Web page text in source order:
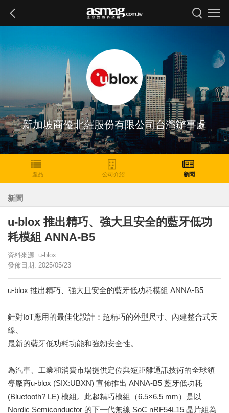
新加坡商優北羅股份有限公司台灣辦事處
產品 公司介紹 新聞
新聞
u-blox 推出精巧、強大且安全的藍牙低功
耗模組 ANNA-B5
資料來源: u-blox
發佈日期: 2025/05/23
u-blox 推出精巧、強大且安全的藍牙低功耗模組 ANNA-B5
針對IoT應用的最佳化設計：超精巧的外型尺寸、內建整合式天
線、
最新的藍牙低功耗功能和強韌安全性。
為汽車、工業和消費市場提供定位與短距離通訊技術的全球領
導廠商u-blox (SIX:UBXN) 宣佈推出 ANNA-B5 藍牙低功耗
(Bluetooth? LE) 模組。此超精巧模組（6.5×6.5 mm）是以
Nordic Semiconductor 的下一代無線 SoC nRF54L15 晶片組為